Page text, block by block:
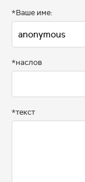
*Ваше име:
*наслов
*текст